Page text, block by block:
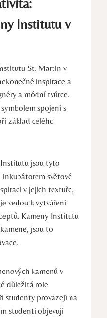
Institutu v
St. Martin v
inspirace ​a
a módní⁤ tvůrce.
spojení s
základ celého
jsou tyto
inkubátorem světové
v jejich ⁣textuře,
vedou k vytváření
Kameny Institutu
jsou ⁤to
‌kamenů v
důležitá role
studenty provázejí na
studenti objevují